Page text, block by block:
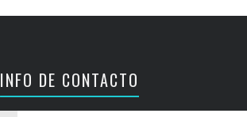
INFO DE CONTACTO